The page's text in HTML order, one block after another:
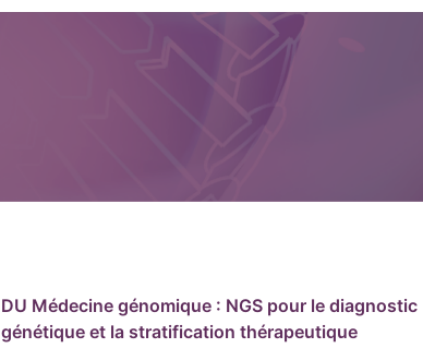
DU Médecine génomique : NGS pour le diagnostic
génétique et la stratification thérapeutique